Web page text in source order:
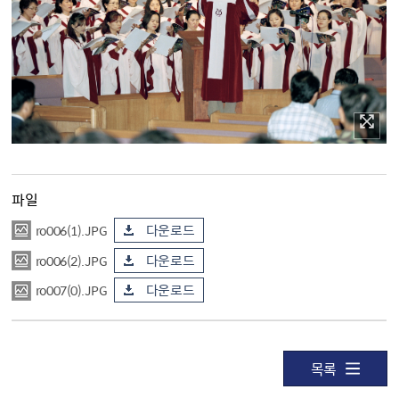
파일
ro006(1).JPG
다운로드
ro006(2).JPG
다운로드
ro007(0).JPG
다운로드
목록